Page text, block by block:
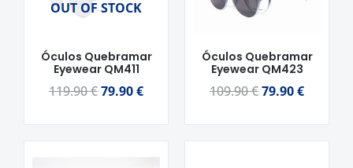
OUT OF STOCK
Óculos Quebramar
Eyewear QM411
119.90€
era:
79.90€
Óculos Quebramar
Eyewear QM423
109.90€
era:
79.90€